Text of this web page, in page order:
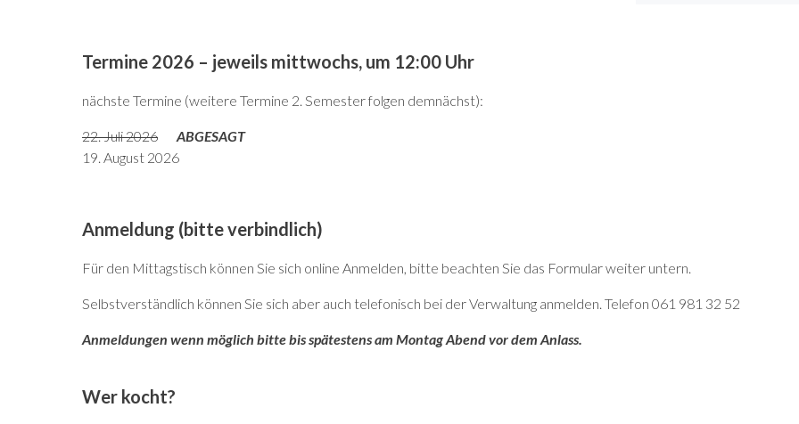
Termine 2026 – jeweils mittwochs, um 12:00 Uhr
nächste Termine (weitere Termine 2. Semester folgen demnächst):
22. Juli 2026
ABGESAGT
19. August 2026
Anmeldung (bitte verbindlich)
Für den Mittagstisch können Sie sich online Anmelden, bitte beachten Sie das Formular weiter untern.
Selbstverständlich können Sie sich aber auch telefonisch bei der Verwaltung anmelden. Telefon 061 981 32 52
Anmeldungen wenn möglich bitte bis spätestens am Montag Abend vor dem Anlass.
Wer kocht?